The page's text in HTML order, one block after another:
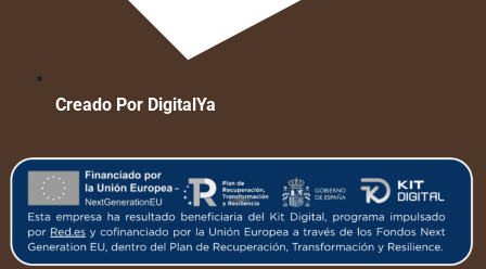
Creado Por DigitalYa